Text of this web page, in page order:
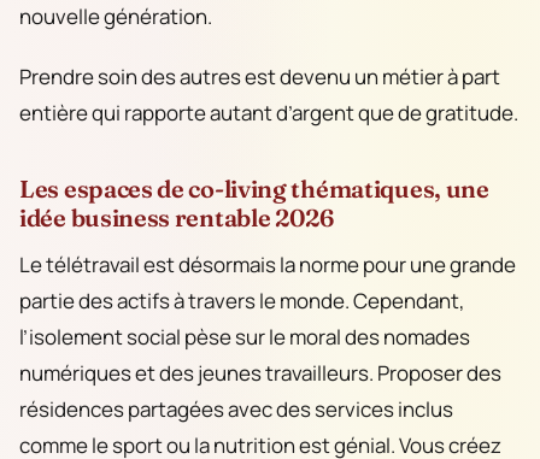
nouvelle génération.
Prendre soin des autres est devenu un métier à part
entière qui rapporte autant d’argent que de gratitude.
Les espaces de co-living thématiques, une
idée business rentable 2026
Le télétravail est désormais la norme pour une grande
partie des actifs à travers le monde. Cependant,
l’isolement social pèse sur le moral des nomades
numériques et des jeunes travailleurs. Proposer des
résidences partagées avec des services inclus
comme le sport ou la nutrition est génial. Vous créez